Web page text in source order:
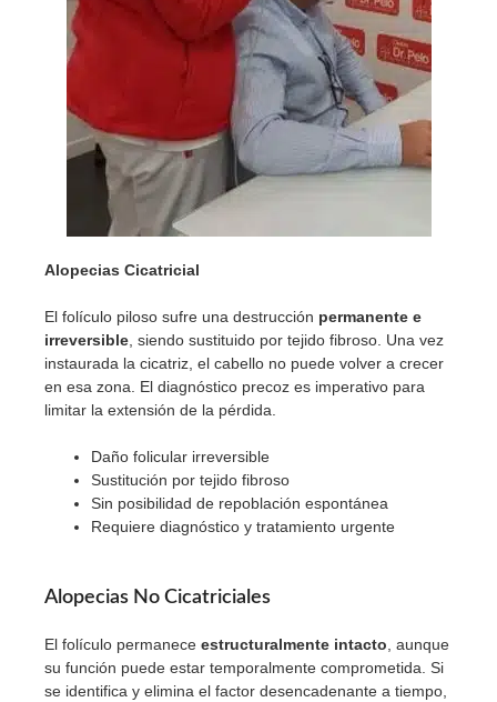
Alopecias Cicatricial
El folículo piloso sufre una destrucción permanente e
irreversible, siendo sustituido por tejido fibroso. Una vez
instaurada la cicatriz, el cabello no puede volver a crecer
en esa zona. El diagnóstico precoz es imperativo para
limitar la extensión de la pérdida.
Daño folicular irreversible
Sustitución por tejido fibroso
Sin posibilidad de repoblación espontánea
Requiere diagnóstico y tratamiento urgente
Alopecias No Cicatriciales
El folículo permanece estructuralmente intacto, aunque
su función puede estar temporalmente comprometida. Si
se identifica y elimina el factor desencadenante a tiempo,